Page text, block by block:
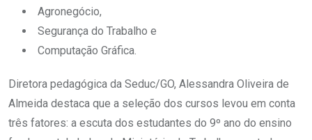
Agronegócio,
Segurança do Trabalho e
Computação Gráfica.
Diretora pedagógica da Seduc/GO, Alessandra Oliveira de
Almeida destaca que a seleção dos cursos levou em conta
três fatores: a escuta dos estudantes do 9º ano do ensino